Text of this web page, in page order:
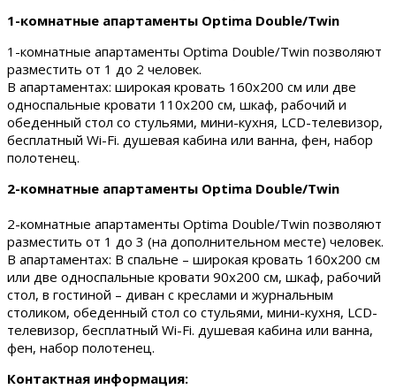
1-комнатные апартаменты Optima Double/Twin
1-комнатные апартаменты Optima Double/Twin позволяют
разместить от 1 до 2 человек.
В апартаментах: широкая кровать 160х200 см или две
односпальные кровати 110х200 см, шкаф, рабочий и
обеденный стол со стульями, мини-кухня, LCD-телевизор,
бесплатный Wi-Fi. душевая кабина или ванна, фен, набор
полотенец.
2-комнатные апартаменты Optima Double/Twin
2-комнатные апартаменты Optima Double/Twin позволяют
разместить от 1 до 3 (на дополнительном месте) человек.
В апартаментах: В спальне – широкая кровать 160х200 см
или две односпальные кровати 90х200 см, шкаф, рабочий
стол, в гостиной – диван с креслами и журнальным
столиком, обеденный стол со стульями, мини-кухня, LCD-
телевизор, бесплатный Wi-Fi. душевая кабина или ванна,
фен, набор полотенец.
Контактная информация: